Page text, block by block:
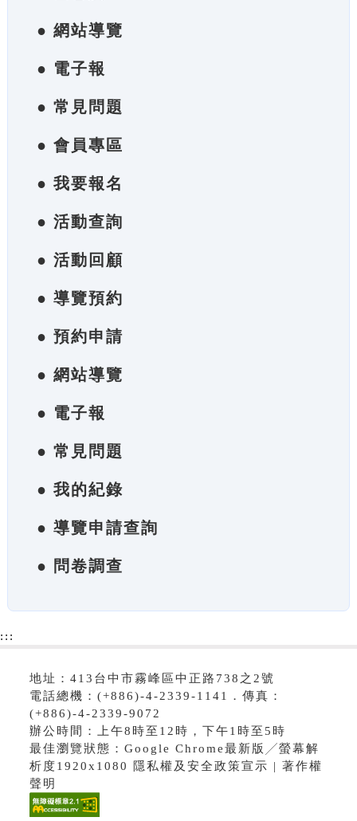
● 網站導覽
● 電子報
● 常見問題
● 會員專區
● 我要報名
● 活動查詢
● 活動回顧
● 導覽預約
● 預約申請
● 網站導覽
● 電子報
● 常見問題
● 我的紀錄
● 導覽申請查詢
● 問卷調查
:::
地址：413台中市霧峰區中正路738之2號
電話總機：(+886)-4-2339-1141．傳真：
(+886)-4-2339-9072
辦公時間：上午8時至12時，下午1時至5時
最佳瀏覽狀態：Google Chrome最新版╱螢幕解
析度1920x1080 隱私權及安全政策宣示 | 著作權
聲明